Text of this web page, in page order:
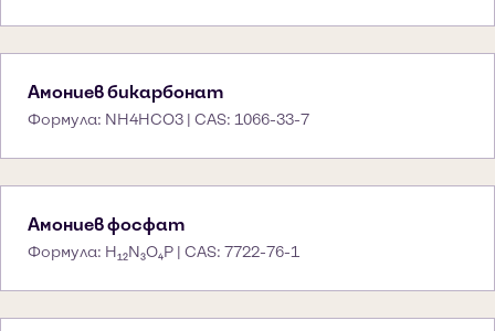
Амониев бикарбонат
Формула: NH4HCO3 | CAS: 1066-33-7
Амониев фосфат
Формула: H₁₂N₃O₄P | CAS: 7722-76-1